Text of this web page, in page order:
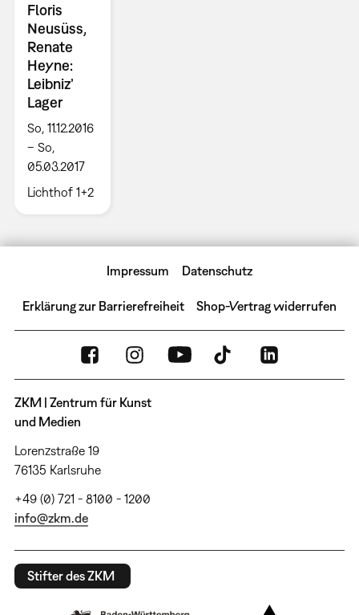
Floris
Neusüss,
Renate
Heyne:
Leibniz’
Lager
So, 11.12.2016
– So,
05.03.2017
Lichthof 1+2
Impressum Datenschutz
Erklärung zur Barrierefreiheit Shop-Vertrag widerrufen
ZKM | Zentrum für Kunst
und Medien
Lorenzstraße 19
76135 Karlsruhe
+49 (0) 721 - 8100 - 1200
info@zkm.de
Stifter des ZKM